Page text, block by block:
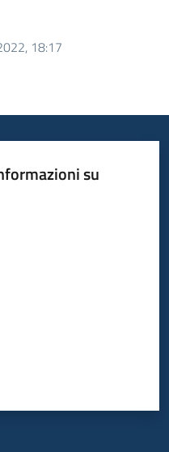
18:17
su